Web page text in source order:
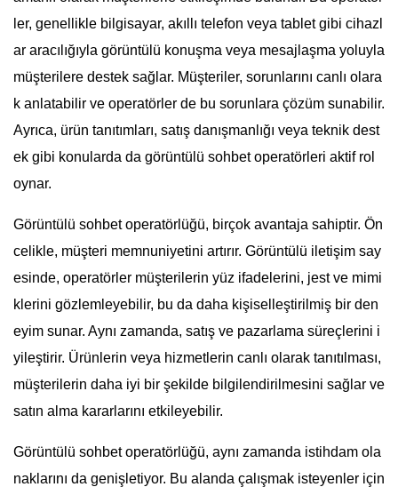
ler, genellikle bilgisayar, akıllı telefon veya tablet gibi cihazl
ar aracılığıyla görüntülü konuşma veya mesajlaşma yoluyla
müşterilere destek sağlar. Müşteriler, sorunlarını canlı olara
k anlatabilir ve operatörler de bu sorunlara çözüm sunabilir.
Ayrıca, ürün tanıtımları, satış danışmanlığı veya teknik dest
ek gibi konularda da görüntülü sohbet operatörleri aktif rol
oynar.
Görüntülü sohbet operatörlüğü, birçok avantaja sahiptir. Ön
celikle, müşteri memnuniyetini artırır. Görüntülü iletişim say
esinde, operatörler müşterilerin yüz ifadelerini, jest ve mimi
klerini gözlemleyebilir, bu da daha kişiselleştirilmiş bir den
eyim sunar. Aynı zamanda, satış ve pazarlama süreçlerini i
yileştirir. Ürünlerin veya hizmetlerin canlı olarak tanıtılması,
müşterilerin daha iyi bir şekilde bilgilendirilmesini sağlar ve
satın alma kararlarını etkileyebilir.
Görüntülü sohbet operatörlüğü, aynı zamanda istihdam ola
naklarını da genişletiyor. Bu alanda çalışmak isteyenler için